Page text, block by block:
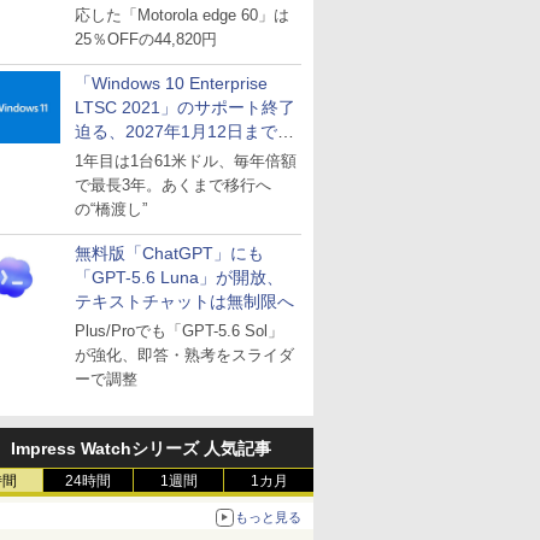
応した「Motorola edge 60」は
25％OFFの44,820円
「Windows 10 Enterprise
LTSC 2021」のサポート終了
迫る、2027年1月12日まで
～ESUは9月1日から販売
1年目は1台61米ドル、毎年倍額
で最長3年。あくまで移行へ
の“橋渡し”
無料版「ChatGPT」にも
「GPT-5.6 Luna」が開放、
テキストチャットは無制限へ
Plus/Proでも「GPT-5.6 Sol」
が強化、即答・熟考をスライダ
ーで調整
Impress Watchシリーズ 人気記事
24時間 1週間 1カ月
もっと見る